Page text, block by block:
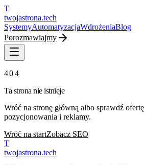
T
twojastrona.tech
SystemyAutomatyzacjaWdrożeniaBlog
Porozmawiajmy
404
Ta strona nie istnieje
Wróć na stronę główną albo sprawdź
pozycjonowania i reklamy.
Wróć na startZobacz SEO
T
twojastrona.tech